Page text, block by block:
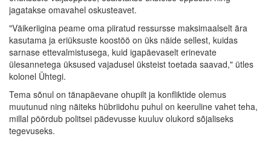
jagatakse omavahel oskusteavet.
"Väikeriigina peame oma piiratud ressursse maksimaalselt ära
kasutama ja eriüksuste koostöö on üks näide sellest, kuidas
sarnase ettevalmistusega, kuid igapäevaselt erinevate
ülesannetega üksused vajadusel üksteist toetada saavad," ütles
kolonel Ühtegi.
Tema sõnul on tänapäevane ohupilt ja konfliktide olemus
muutunud ning näiteks hübriidohu puhul on keeruline vahet teha,
millal pöördub politsei pädevusse kuuluv olukord sõjaliseks
tegevuseks.